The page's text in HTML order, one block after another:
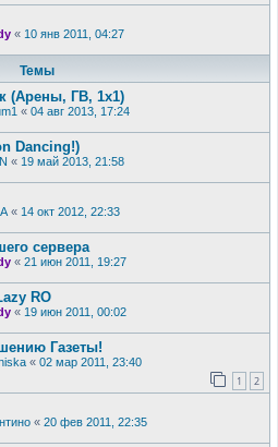
« 10 янв 2011, 04:27
Темы
(Арены, ГВ, 1х1)
« 04 авг 2013, 17:24
Dancing!)
« 19 май 2013, 21:58
« 14 окт 2012, 22:33
сервера
« 21 июн 2011, 19:27
RO
« 19 июн 2011, 00:02
Газеты!
« 02 мар 2011, 23:40
1 2
« 20 фев 2011, 22:35